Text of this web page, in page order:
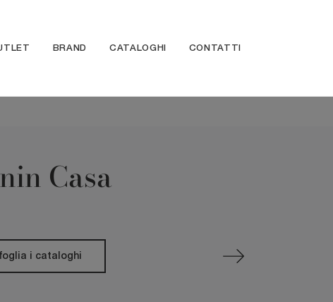
BRAND CATALOGHI CONTATTI
Casa
i cataloghi